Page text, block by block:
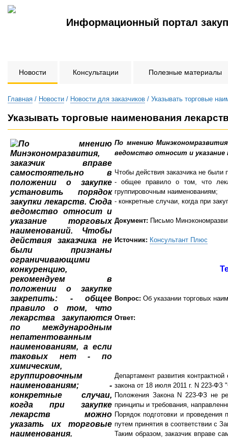
Информационный портал
Новости Консультации Полезные материалы
Главная / Новости / Новости для заказчиков / Указывать торговые
Указывать торговые наименования
По мнению
ведомство относит и
Чтобы действия заказчика не
- общее правило о том, что
группировочным наименованиям;
- конкретные случаи, когда при
Документ: Письмо
Источник: Консультант Плюс
Вопрос: Об указании торговых
Ответ:
Департамент развития
закона от 18 июля 2011 г. N 223-
Положения Закона N 223-ФЗ не
принципы и требования,
Порядок подготовки и проведения
путем принятия в соответствии с
Таким образом, заказчик вправе